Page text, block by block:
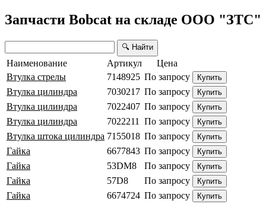
Запчасти Bobcat на складе ООО "ЗТС"
🔍 Найти
Наименование Артикул
Цена
Втулка стрелы
7148925 По запросу Купить
Втулка цилиндра 7030217 По запросу Купить
Втулка цилиндра 7022407 По запросу Купить
Втулка цилиндра 7022211 По запросу Купить
Втулка штока цилиндра 7155018 По запросу Купить
Гайка 6677843 По запросу Купить
Гайка 53DM8 По запросу Купить
Гайка 57D8 По запросу Купить
Гайка 6674724 По запросу Купить